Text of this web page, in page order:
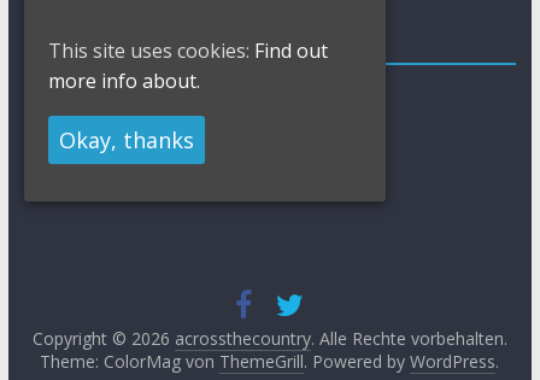
Impressum
Impressum / Kontakt
Datenschutzerklärung
Cookies Policy
Copyright © 2026 acrossthecountry. Alle Rechte vorbehalten.
Theme: ColorMag von ThemeGrill. Powered byWordPress.
This site uses cookies: Find out
more info about.
Okay, thanks